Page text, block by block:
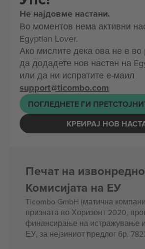
Не најдовме настани.
Во моментов нема активни
Egyptian Lover.
Ако мислите дека ова не е во
да додадете нов настан на
или да ни испратите е-маил
support@ticombo.com
ПОГЛЕДНЕТЕ ГИ
КРЕИРАЈ НОВ
Печат на
Комисијата на ЕУ
Ticombo GmbH (матична
призната во Хоризонт 2020,
финансирање на истражување
ЕУ, за нејзиниот предлог бр.